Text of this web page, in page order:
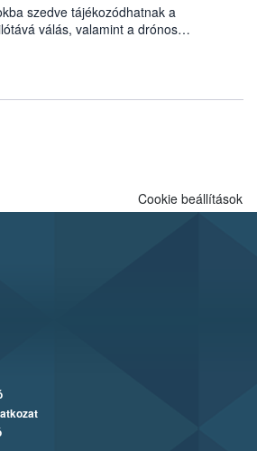
szedve tájékozódhatnak a
válás, valamint a drónos
gazdálkodási tevékenység
feltételeiről*.
Cookie beállítások